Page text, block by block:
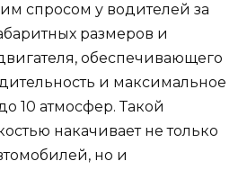
спросом у водителей за
размеров и
обеспечивающего
и максимальное
10 атмосфер. Такой
накачивает не только
но и